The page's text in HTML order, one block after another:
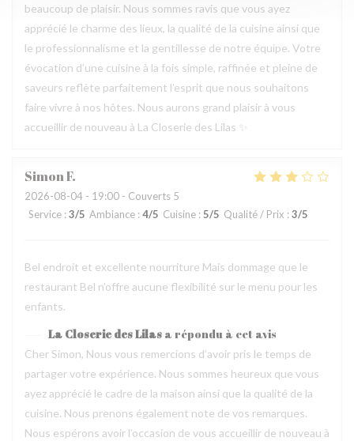
beaucoup de plaisir. Nous sommes ravis que vous ayez
apprécié le charme des lieux, la qualité de la cuisine ainsi que
le professionnalisme et la gentillesse de notre équipe. Votre
évocation d’une cuisine à la fois simple, raffinée et pleine de
saveurs reflète parfaitement l’esprit que nous souhaitons
faire vivre à nos hôtes. Nous aurons grand plaisir à vous
accueillir de nouveau à La Closerie des Lilas ✨
SimonF
2026-08-04 - 19:00 - Couverts 5
Service : 3/5 Ambiance : 4/5 Cuisine : 5/5 Qualité / Prix : 3/5
Bel endroit et excellente nourriture Mais dommage que le
restaurant Bel n’offre aucune flexibilité sur le menu pour les
enfants.
La Closerie des Lilas a répondu à cet avis
Cher Simon, Nous vous remercions d’avoir pris le temps de
partager votre expérience. Nous sommes heureux que vous
ayez apprécié le cadre de la maison ainsi que la qualité de la
cuisine. Nous prenons également note de vos remarques.
Nous espérons avoir l’occasion de vous accueillir de nouveau à